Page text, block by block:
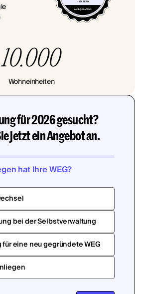
10.000
Wohneinheiten
für 2026 gesucht?
jetzt ein Angebot an.
hat Ihre WEG?
bei der Selbstverwaltung
eine neu gegründete WEG